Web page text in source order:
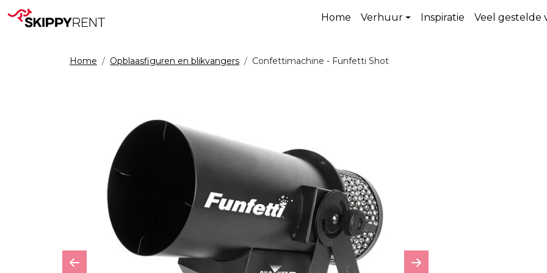
Home Verhuur Inspiratie Veel gestelde
Home Opblaasfiguren en blikvangers Confettimachine - Funfetti Shot
Previous Next